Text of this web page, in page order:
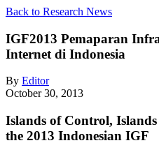
Back to Research News
IGF2013 Pemaparan
Internet di Indonesia
By Editor
October 30, 2013
Islands of Control,
the 2013 Indonesian IGF